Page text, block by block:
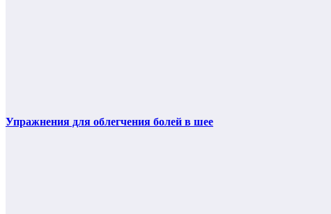
Упражнения для облегчения болей в шее